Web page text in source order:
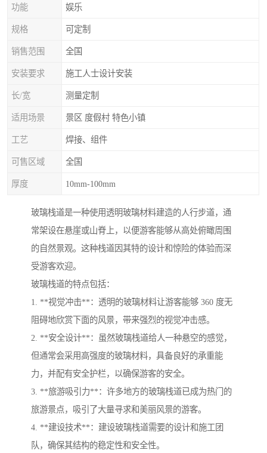
功能 娱乐
规格 可定制
销售范围 全国
安装要求 施工人士设计安装
长/宽 测量定制
适用场景 景区 度假村 特色小镇
工艺 焊接、组件
可售区域 全国
厚度 10mm-100mm
玻璃栈道是一种使用透明玻璃材料建造的人行步道，通
常架设在悬崖或山脊上，以便游客能够从高处俯瞰周围
的自然景观。这种栈道因其特的设计和惊险的体验而深
受游客欢迎。
玻璃栈道的特点包括：
1. **视觉冲击**：透明的玻璃材料让游客能够 360 度无
阻碍地欣赏下面的风景，带来强烈的视觉冲击感。
2. **安全设计**：虽然玻璃栈道给人一种悬空的感觉，
但通常会采用高强度的玻璃材料，具备良好的承重能
力，并配有安全护栏，以确保游客的安全。
3. **旅游吸引力**：许多地方的玻璃栈道已成为热门的
旅游景点，吸引了大量寻求和美丽风景的游客。
4. **建设技术**：建设玻璃栈道需要的设计和施工团
队，确保其结构的稳定性和安全性。